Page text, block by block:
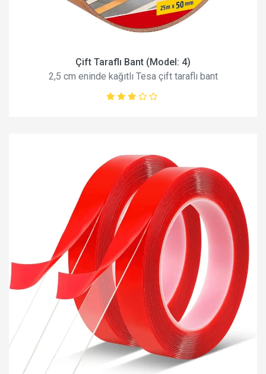
Çift Taraflı Bant (Model: 4)
2,5 cm eninde kağıtlı Tesa çift taraflı bant